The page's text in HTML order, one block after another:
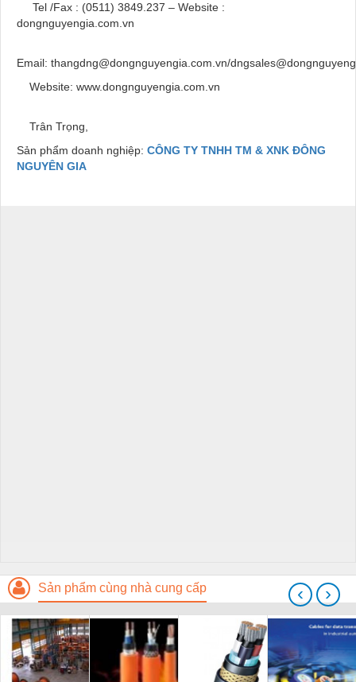
Tel /Fax : (0511) 3849.237 – Website :
dongnguyengia.com.vn
Email: thangdng@dongnguyengia.com.vn/
Website: www.dongnguyengia.com.vn
Trân Trọng,
Sản phẩm doanh nghiệp: CÔNG TY TNHH TM & XNK ĐÔNG
NGUYÊN GIA
Sản phẩm cùng nhà cung cấp ‹ ›